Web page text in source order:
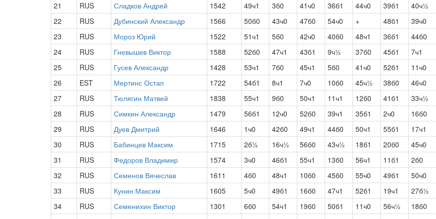
21
RUS Сладков Андрей 1542 49ч1 3б0 41ч0 36б1 44ч0 39б1 40ч½
22
RUS Дубинский Александр 1566 50б0 43ч0 47б0 54ч0 + 48б1 39ч0
23
RUS Мороз Юрий 1522 51ч1 5б0 42ч0 40б0 48ч1 36б1 44б0
24
RUS Гневышев Виктор 1588 52б0 47ч1 43б1 9ч½ 37б0 45б1 7ч1
25
RUS Гусев Александр 1428 53ч1 7б0 45ч1 5б0 41ч0 52б1 11ч0
26
EST Мертинс Остап 1722 54б1 8ч1 7ч0 10б0 45ч½ 38б0 46ч0
27
RUS Тюлягин Матвей 1838 55ч1 9б0 50ч1 11ч1 12б0 41б1 33ч½
28
RUS Симкин Александр 1479 56б1 12ч0 52б0 39ч1 35б1 2ч0 16б0
29
RUS Дуев Дмитрий 1646 1ч0 42б0 49ч1 44б0 50ч1 55б1 17ч1
30
RUS Бабинцев Максим 1715 2б½ 16ч½ 56б0 43ч½ 18б1 20б0 45ч0
31
RUS Федоров Владимир 1574 3ч0 46б1 55ч1 13б0 56ч1 11б1 2б0
32
RUS Семенов Вячеслав 1611 4б0 48ч1 10б0 45б0 55ч0 49б1 50ч0
33
RUS Кунин Максим 1605 5ч0 49б1 16б0 47ч1 52б1 19ч1 27б½
34
RUS Семенихин Виктор 1301 6б0 54ч1 19б0 50б1 11ч0 56ч½ 18б0